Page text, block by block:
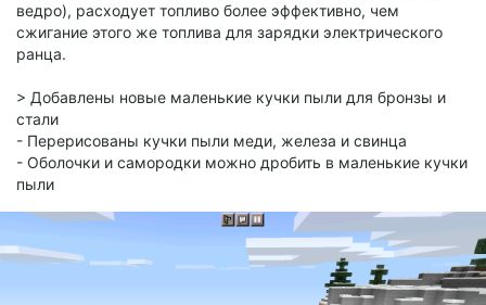
ведро), расходует топливо более эффективно, чем
сжигание этого же топлива для зарядки электрического
ранца.
> Добавлены новые маленькие кучки пыли для бронзы и
стали
- Перерисованы кучки пыли меди, железа и свинца
- Оболочки и самородки можно дробить в маленькие кучки
пыли